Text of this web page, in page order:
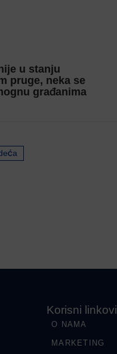
u stanju
pruge, neka se
građanima
Korisni linkovi
O NAMA
MARKETING